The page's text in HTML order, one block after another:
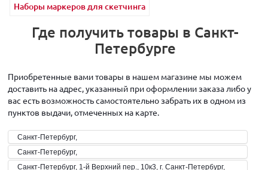
Наборы маркеров для скетчинга
Где получить товары в Санкт-
Петербурге
Приобретенные вами товары в нашем магазине мы можем
доставить на адрес, указанный при оформлении заказа либо у
вас есть возможность самостоятельно забрать их в одном из
пунктов выдачи, отмеченных на карте.
Санкт-Петербург,
Санкт-Петербург,
Санкт-Петербург, 1-й Верхний пер., 10к3, г. Санкт-Петербург,